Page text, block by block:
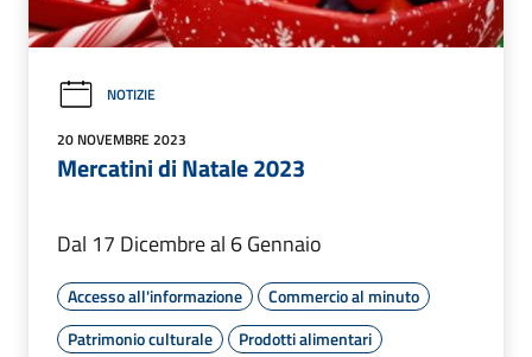
NOTIZIE
20 NOVEMBRE 2023
Mercatini di Natale 2023
Dal 17 Dicembre al 6 Gennaio
Accesso all'informazione
Commercio al minuto
Patrimonio culturale
Prodotti alimentari